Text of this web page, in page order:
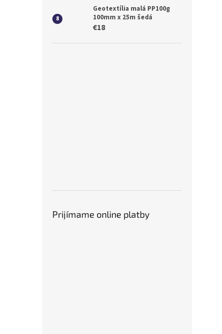
Geotextília malá PP100g
100mm x 25m šedá
€18
Prijímame online platby